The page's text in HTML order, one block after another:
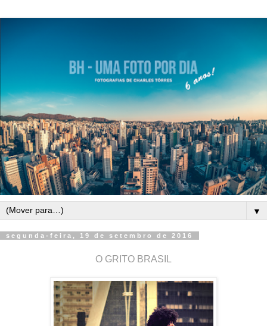
▼
segunda-feira, 19 de setembro de 2016
O GRITO BRASIL